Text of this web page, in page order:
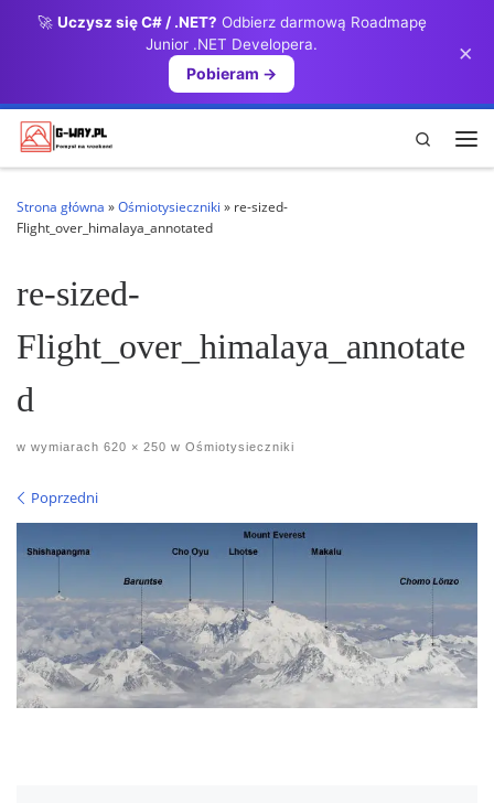
🚀 Uczysz się C# / .NET? Odbierz darmową Roadmapę
Junior .NET Developera.
Pobieram →
×
Przejdź do treści
Search
Strona główna »Ośmiotysieczniki » re-sized-
Flight_over_himalaya_annotated
re-sized-
Flight_over_himalaya_annotate
d
w wymiarach 620 × 250 w Ośmiotysieczniki
Nawigacja po obrazach
Poprzedni